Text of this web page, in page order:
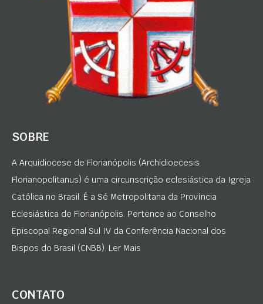
SOBRE
A Arquidiocese de Florianópolis (Archidioecesis
Florianopolitanus) é uma circunscrição eclesiástica da Igreja
Católica no Brasil. É a Sé Metropolitana da Província
Eclesiástica de Florianópolis. Pertence ao Conselho
Episcopal Regional Sul IV da Conferência Nacional dos
Bispos do Brasil (CNBB). Ler Mais
CONTATO